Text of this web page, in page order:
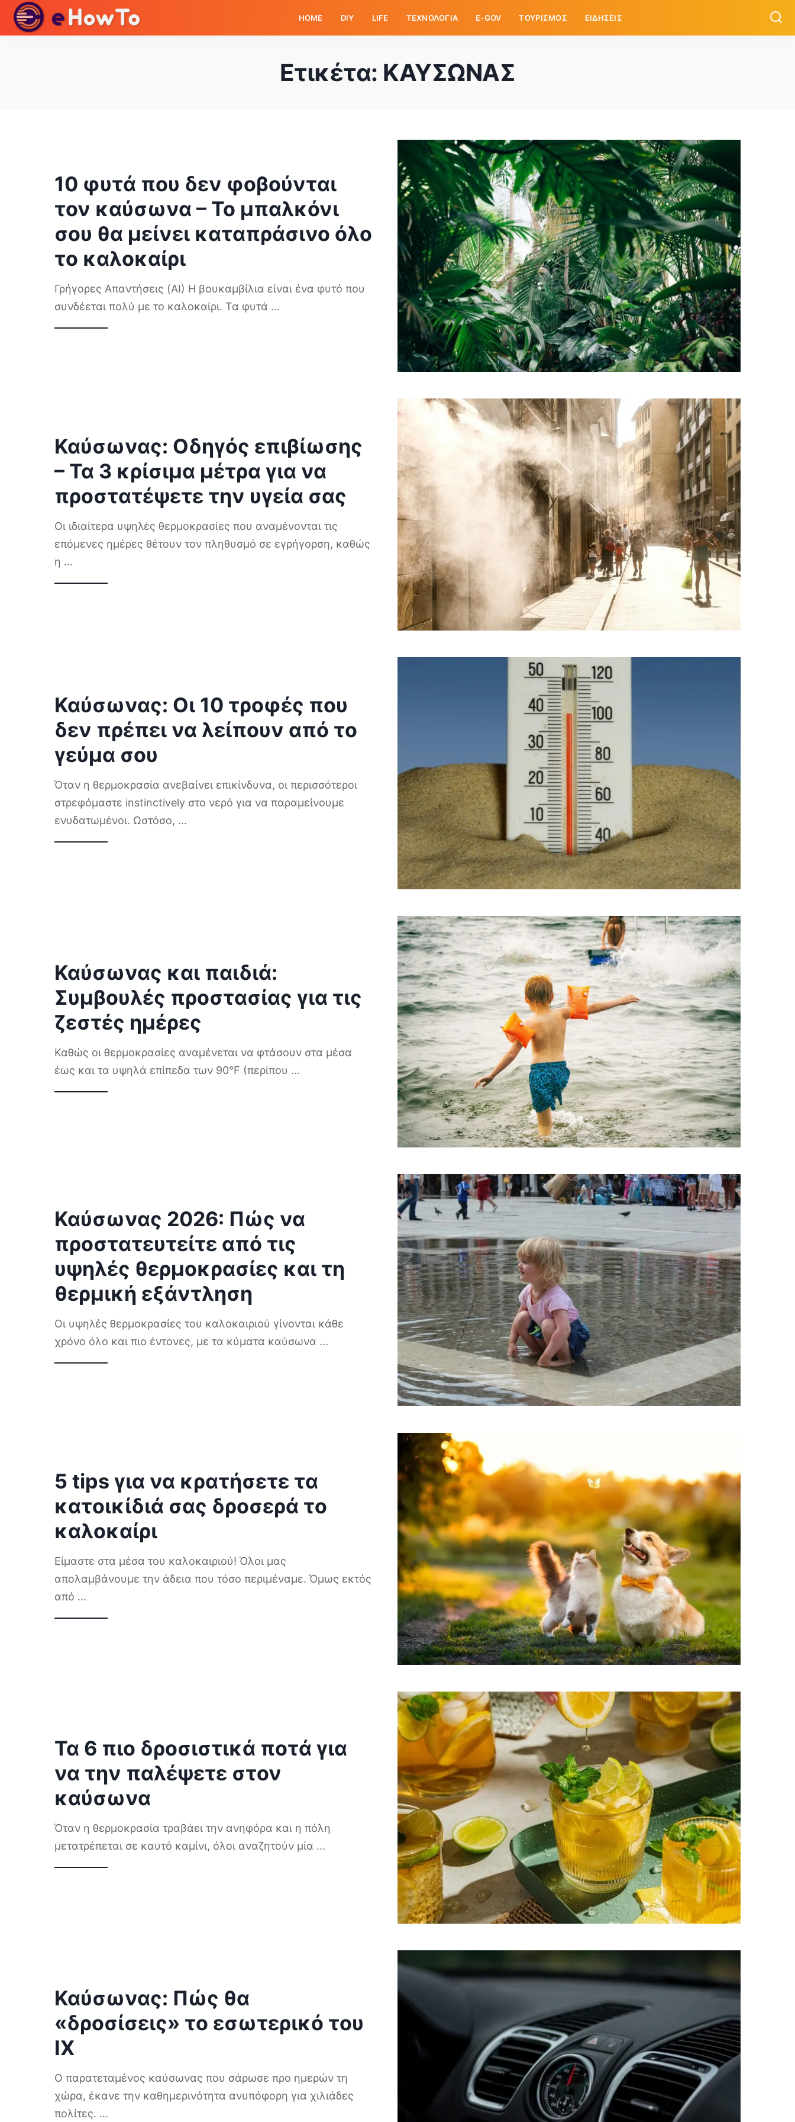
HOME DIY LIFE ΤΕΧΝΟΛΟΓΙΑ E-GOV ΤΟΥΡΙΣΜΟΣ ΕΙΔΗΣΕΙΣ
Ετικέτα: ΚΑΥΣΩΝΑΣ
10 φυτά που δεν φοβούνται
τον καύσωνα – Το μπαλκόνι
σου θα μείνει καταπράσινο όλο
το καλοκαίρι
Γρήγορες Απαντήσεις (AI) Η βουκαμβίλια είναι ένα φυτό που
συνδέεται πολύ με το καλοκαίρι. Τα φυτά ...
Καύσωνας: Οδηγός επιβίωσης
– Τα 3 κρίσιμα μέτρα για να
προστατέψετε την υγεία σας
Οι ιδιαίτερα υψηλές θερμοκρασίες που αναμένονται τις
επόμενες ημέρες θέτουν τον πληθυσμό σε εγρήγορση, καθώς
η ...
Καύσωνας: Οι 10 τροφές που
δεν πρέπει να λείπουν από το
γεύμα σου
Όταν η θερμοκρασία ανεβαίνει επικίνδυνα, οι περισσότεροι
στρεφόμαστε instinctively στο νερό για να παραμείνουμε
ενυδατωμένοι. Ωστόσο, ...
Καύσωνας και παιδιά:
Συμβουλές προστασίας για τις
ζεστές ημέρες
Καθώς οι θερμοκρασίες αναμένεται να φτάσουν στα μέσα
έως και τα υψηλά επίπεδα των 90°F (περίπου ...
Καύσωνας 2026: Πώς να
προστατευτείτε από τις
υψηλές θερμοκρασίες και τη
θερμική εξάντληση
Οι υψηλές θερμοκρασίες του καλοκαιριού γίνονται κάθε
χρόνο όλο και πιο έντονες, με τα κύματα καύσωνα ...
5 tips για να κρατήσετε τα
κατοικίδιά σας δροσερά το
καλοκαίρι
Είμαστε στα μέσα του καλοκαιριού! Όλοι μας
απολαμβάνουμε την άδεια που τόσο περιμέναμε. Όμως εκτός
από ...
Τα 6 πιο δροσιστικά ποτά για
να την παλέψετε στον
καύσωνα
Όταν η θερμοκρασία τραβάει την ανηφόρα και η πόλη
μετατρέπεται σε καυτό καμίνι, όλοι αναζητούν μία ...
Καύσωνας: Πώς θα
«δροσίσεις» το εσωτερικό του
ΙΧ
Ο παρατεταμένος καύσωνας που σάρωσε προ ημερών τη
χώρα, έκανε την καθημερινότητα ανυπόφορη για χιλιάδες
πολίτες. ...